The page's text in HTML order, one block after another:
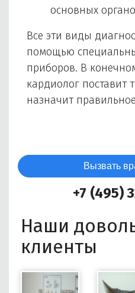
основных
Все эти виды
помощью
приборов. В
кардиолог поставит
назначит
Вызвать
+7 (495)
Наши
клиенты